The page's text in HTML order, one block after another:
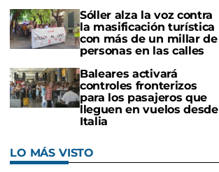
Sóller alza la voz contra
la masificación turística
con más de un millar de
personas en las calles
Baleares activará
controles fronterizos
para los pasajeros que
lleguen en vuelos desde
Italia
LO MÁS VISTO